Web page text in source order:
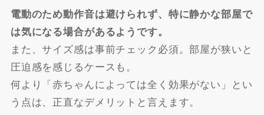
電動のため動作音は避けられず、特に静かな部屋で
は気になる場合があるようです。
また、サイズ感は事前チェック必須。部屋が狭いと
圧迫感を感じるケースも。
何より「赤ちゃんによっては全く効果がない」とい
う点は、正直なデメリットと言えます。